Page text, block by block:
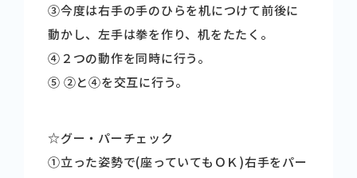
➂今度は右手の手のひらを机につけて前後に
動かし、左手は拳を作り、机をたたく。
➃２つの動作を同時に行う。
➄ ➁と➃を交互に行う。
☆グー・パーチェック
➀立った姿勢で(座っていてもＯＫ)右手をパー